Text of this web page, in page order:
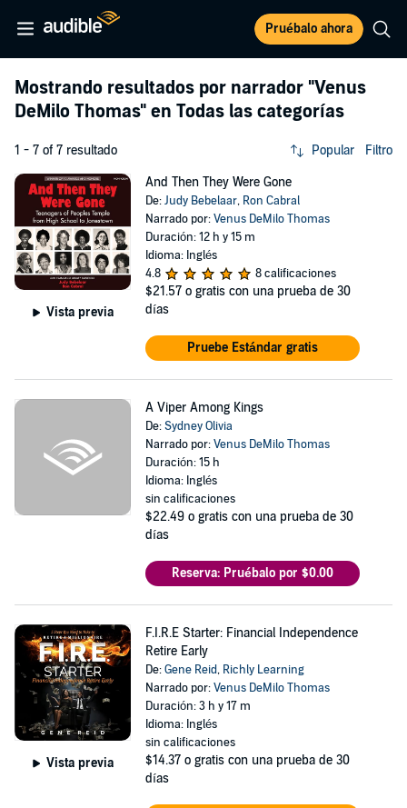
Pruébalo ahora
Mostrando resultados por narrador "Venus
DeMilo Thomas" en Todas las categorías
1 - 7 of 7 resultado Popular Filtro
Vista previa
And Then They Were Gone
De:Judy Bebelaar, Ron Cabral
Narrado por:Venus DeMilo Thomas
Duración: 12 h y 15 m
Idioma: Inglés
4.8
8 calificaciones
$21.57 o gratis con una prueba de 30
días
Pruebe Estándar gratis
A Viper Among Kings
De:Sydney Olivia
Narrado por:Venus DeMilo Thomas
Duración: 15 h
Idioma: Inglés
sin calificaciones
$22.49 o gratis con una prueba de 30
días
Reserva: Pruébalo por $0.00
Vista previa
F.I.R.E Starter: Financial Independence
Retire Early
De:Gene Reid, Richly Learning
Narrado por:Venus DeMilo Thomas
Duración: 3 h y 17 m
Idioma: Inglés
sin calificaciones
$14.37 o gratis con una prueba de 30
días